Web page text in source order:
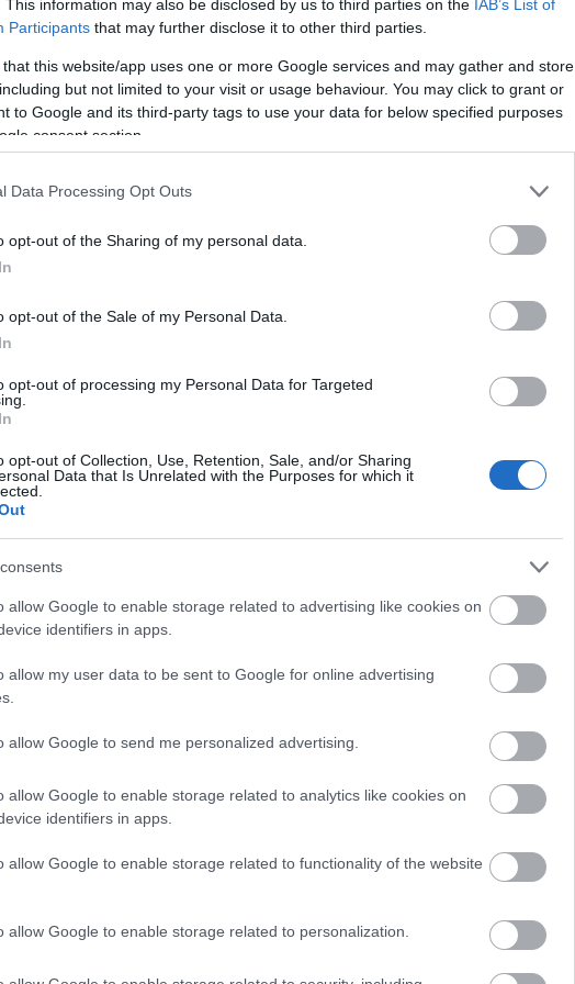
This information may also be disclosed by us to third parties on the IAB’s List of
Participants that may further disclose it to other third parties.
that this website/app uses one or more Google services and may gather and store
but not limited to your visit or usage behaviour. You may click to grant or
to Google and its third-party tags to use your data for below specified purposes
consent section.
Data Processing Opt Outs
opt-out of the Sharing of my personal data.
opt-out of the Sale of my Personal Data.
opt-out of processing my Personal Data for Targeted
opt-out of Collection, Use, Retention, Sale, and/or Sharing
Data that Is Unrelated with the Purposes for which it
allow Google to enable storage related to advertising like cookies on
identifiers in apps.
allow my user data to be sent to Google for online advertising
allow Google to send me personalized advertising.
allow Google to enable storage related to analytics like cookies on
identifiers in apps.
allow Google to enable storage related to functionality of the website
allow Google to enable storage related to personalization.
i samme konkurranser?
For meg er det en hobby. For henne er langløpssatsingen
for henne, og det er det viktigste.
vraket verdenscupsatsingen i skiskyting til fordel for
sin egen vei, at hun tør å gjøre det hun selv vil og det hun
til å gjøre det kjempebra.
og Ski Classics
Ingeborg Scheve/ Langrenn.com
omfattende dobbeltsatsing, og at han ikke vil legge om
GS8, er for å støtte kompisen Gabriel Strid med oppstarten
fra samme småby i Sverige og har holdt sammen
sponsorene (til det nyetablerte laget) og for å gå noen
som kommer til å påvirke min satsing på skiskyting i det
er over. Dette er noe jeg kommer til å gjøre i april, i
noe slikt.
stakeøkter. Blant annet har han og Strid staket 20 mil i ett
retur i en økt. Men det tok bare ni timer å gå renntraséen fra